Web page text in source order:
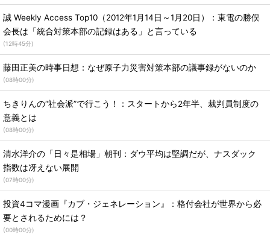
誠 Weekly Access Top10（2012年1月14日～1月20日）：東電の勝俣
会長は「統合対策本部の記録はある」と言っている
(12時45分)
藤田正美の時事日想：なぜ原子力災害対策本部の議事録がないのか
(08時00分)
ちきりんの“社会派”で行こう！：スタートから2年半、裁判員制度の
意義とは
(08時00分)
清水洋介の「日々是相場」朝刊：ダウ平均は堅調だが、ナスダック
指数は冴えない展開
(07時00分)
投資4コマ漫画『カブ・ジェネレーション』：格付会社が世界から必
要とされるためには？
(00時00分)